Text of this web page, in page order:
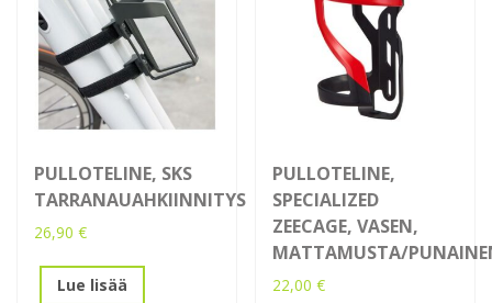
PULLOTELINE, SKS
TARRANAUAHKIINNITYS
26,90 €
Lue lisää
PULLOTELINE,
SPECIALIZED
ZEECAGE, VASEN,
MATTAMUSTA/
22,00€